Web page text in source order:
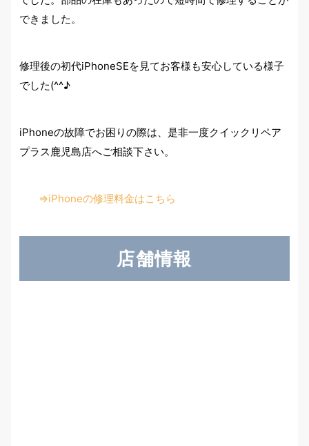
できました。
修理後の初代iPhoneSEを見てお客様も安心している様子
でした(^^♪
iPhoneの故障でお困りの際は、是非一度クイックリペア
プラス鹿児島店へご相談下さい。
⇒iPhoneの修理料金はこちら
店舗情報